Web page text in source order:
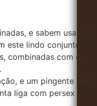
e sabem usar de
este lindo conjunto
combinadas com o
e um pingente que
liga com persex